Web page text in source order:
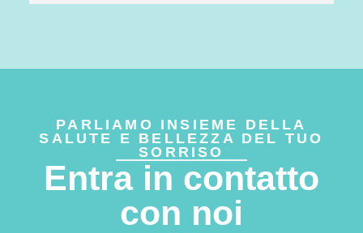
PARLIAMO INSIEME DELLA
SALUTE E BELLEZZA DEL TUO
SORRISO
Entra in contatto
con noi